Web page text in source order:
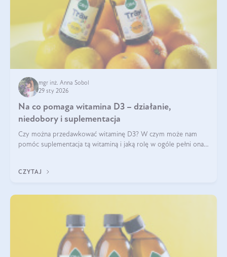
mgr inż. Anna Sobol
29 sty 2026
Na co pomaga witamina D3 – działanie,
niedobory i suplementacja
Czy można przedawkować witaminę D3? W czym może nam
pomóc suplementacja tą witaminą i jaką rolę w ogóle pełni ona
robić?
CZYTAJ